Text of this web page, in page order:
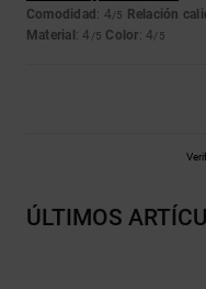
Comodidad : 4/5 Relación
Material : 4 /5 Color: 4/5
ÚLTIMOS